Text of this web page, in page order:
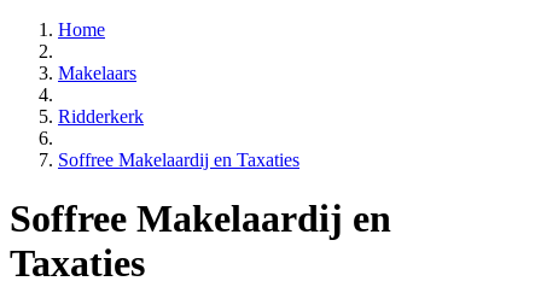
Home
Makelaars
Ridderkerk
Soffree Makelaardij en Taxaties
Soffree Makelaardij en
Taxaties